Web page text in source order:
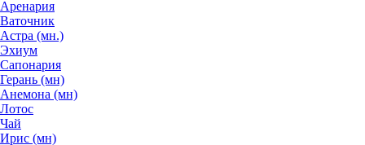
Аренария
Ваточник
Астра (мн.)
Эхиум
Сапонария
Герань (мн)
Анемона (мн)
Лотос
Чай
Ирис (мн)